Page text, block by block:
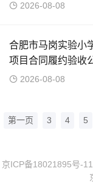
2026-08-08
合肥市马岗实验小
项目合同履约验收
2026-08-08
第一页 3 4 5
京ICP备18021895号-11